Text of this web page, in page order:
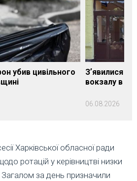
убив цивільного
Зʼявилися
вокзалу в
06.08.2026
Харківської обласної ради
ротацій у керівництві низки
за день призначили